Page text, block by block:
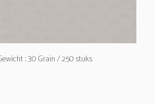
; 30 Grain / 250 stuks